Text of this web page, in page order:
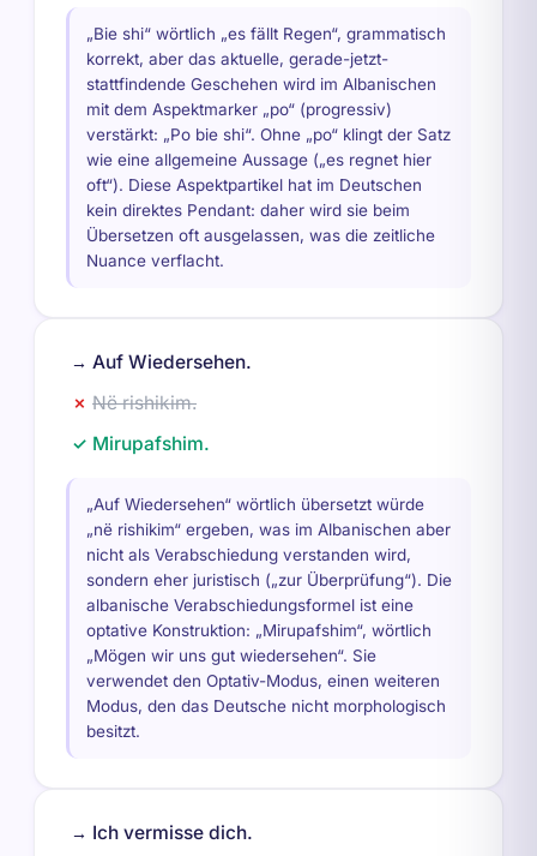
„Bie shi“ wörtlich „es fällt Regen“, grammatisch
korrekt, aber das aktuelle, gerade-jetzt-
stattfindende Geschehen wird im Albanischen
mit dem Aspektmarker „po“ (progressiv)
verstärkt: „Po bie shi“. Ohne „po“ klingt der Satz
wie eine allgemeine Aussage („es regnet hier
oft“). Diese Aspektpartikel hat im Deutschen
kein direktes Pendant: daher wird sie beim
Übersetzen oft ausgelassen, was die zeitliche
Nuance verflacht.
→ Auf Wiedersehen.
✗ Në rishikim.
✓ Mirupafshim.
„Auf Wiedersehen“ wörtlich übersetzt würde
„në rishikim“ ergeben, was im Albanischen aber
nicht als Verabschiedung verstanden wird,
sondern eher juristisch („zur Überprüfung“). Die
albanische Verabschiedungsformel ist eine
optative Konstruktion: „Mirupafshim“, wörtlich
„Mögen wir uns gut wiedersehen“. Sie
verwendet den Optativ-Modus, einen weiteren
Modus, den das Deutsche nicht morphologisch
besitzt.
→ Ich vermisse dich.